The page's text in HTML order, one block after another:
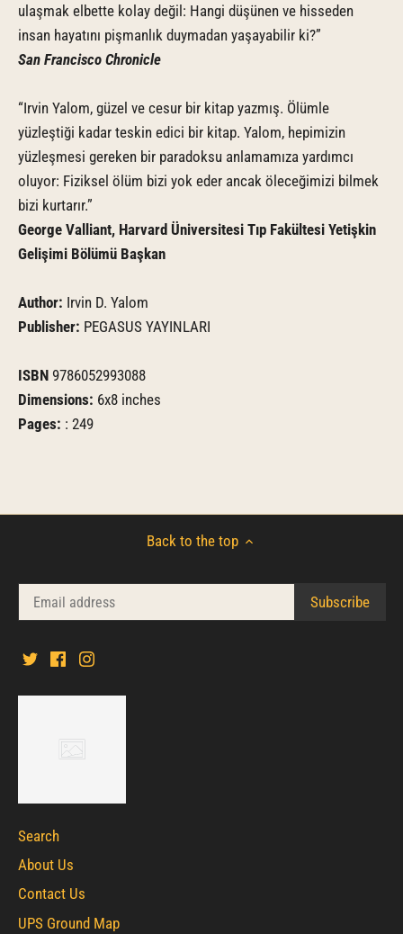
ulaşmak elbette kolay değil: Hangi düşünen ve hisseden
insan hayatını pişmanlık duymadan yaşayabilir ki?”
San Francisco Chronicle
“Irvin Yalom, güzel ve cesur bir kitap yazmış. Ölümle
yüzleştiği kadar teskin edici bir kitap. Yalom, hepimizin
yüzleşmesi gereken bir paradoksu anlamamıza yardımcı
oluyor: Fiziksel ölüm bizi yok eder ancak öleceğimizi bilmek
bizi kurtarır.”
George Valliant, Harvard Üniversitesi Tıp Fakültesi Yetişkin
Gelişimi Bölümü Başkan
Author: Irvin D. Yalom
Publisher: PEGASUS YAYINLARI
ISBN 9786052993088
Dimensions: 6x8 inches
Pages: : 249
Back to the top
Search
About Us
Contact Us
UPS Ground Map